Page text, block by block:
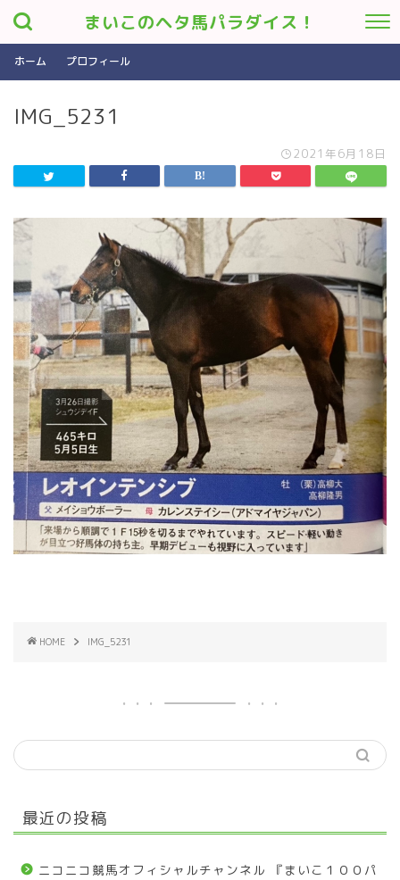
まいこのヘタ馬パラダイス！
ホーム プロフィール
IMG_5231
2021年6月18日
HOME IMG_5231
最近の投稿
ニコニコ競馬オフィシャルチャンネル 『まいこ１００パ